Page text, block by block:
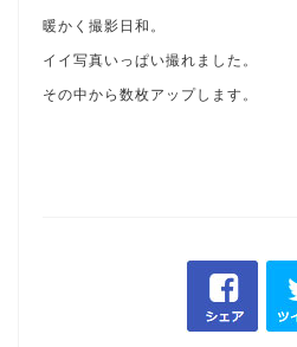
暖かく撮影日和。
イイ写真いっぱい撮れました。
その中から数枚アップします。